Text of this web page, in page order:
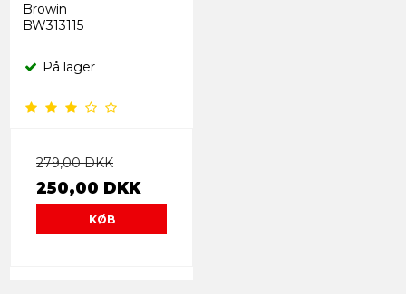
Browin
BW313115
På lager
279,00 DKK
250,00 DKK
KØB